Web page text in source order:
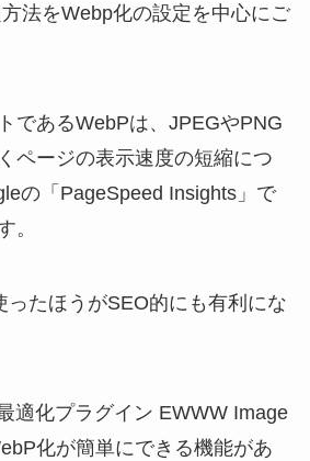
法をWebp化の設定を中心にご
であるWebPは、JPEGやPNG
ページの表示速度の短縮につ
の「PageSpeed Insights」で
。
ったほうがSEO的にも有利にな
適化プラグイン EWWW Image
化が簡単にできる機能があ